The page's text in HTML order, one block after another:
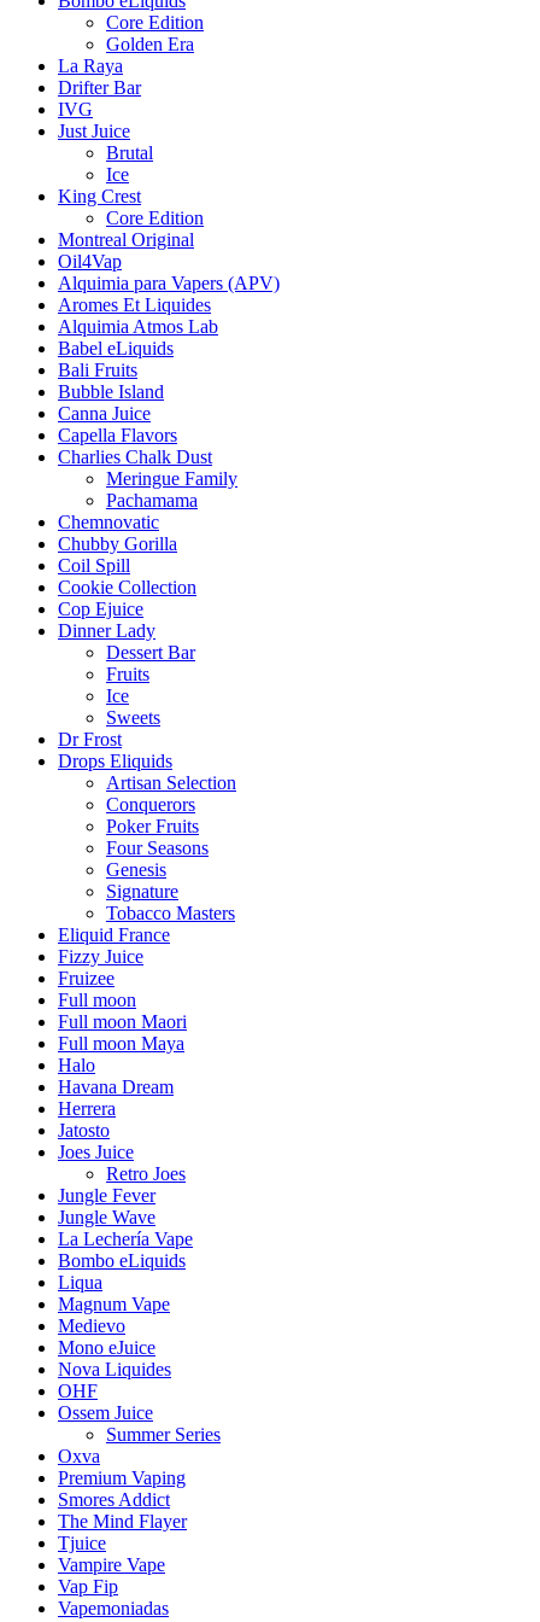
Core Edition
Golden Era
La Raya
Drifter Bar
IVG
Just Juice
Brutal
Ice
King Crest
Core Edition
Montreal Original
Oil4Vap
Alquimia para Vapers (APV)
Aromes Et Liquides
Alquimia Atmos Lab
Babel eLiquids
Bali Fruits
Bubble Island
Canna Juice
Capella Flavors
Charlies Chalk Dust
Meringue Family
Pachamama
Chemnovatic
Chubby Gorilla
Coil Spill
Cookie Collection
Cop Ejuice
Dinner Lady
Dessert Bar
Fruits
Ice
Sweets
Dr Frost
Drops Eliquids
Artisan Selection
Conquerors
Poker Fruits
Four Seasons
Genesis
Signature
Tobacco Masters
Eliquid France
Fizzy Juice
Fruizee
Full moon
Full moon Maori
Full moon Maya
Halo
Havana Dream
Herrera
Jatosto
Joes Juice
Retro Joes
Jungle Fever
Jungle Wave
La Lechería Vape
Bombo eLiquids
Liqua
Magnum Vape
Medievo
Mono eJuice
Nova Liquides
OHF
Ossem Juice
Summer Series
Oxva
Premium Vaping
Smores Addict
The Mind Flayer
Tjuice
Vampire Vape
Vap Fip
Vapemoniadas